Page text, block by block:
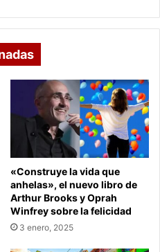
«Construye la vida que
anhelas», el nuevo libro de
Arthur Brooks y Oprah
Winfrey sobre la felicidad
3 enero, 2025